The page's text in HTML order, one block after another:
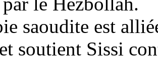
saoudite est
soutient Sissi